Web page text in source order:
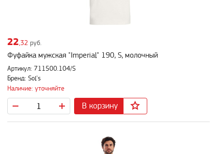
22 ,32 руб.
Фуфайка мужская "Imperial" 190, S, молочный
Артикул: 711500.104/S
Бренд: Sol's
Наличие: уточняйте
В корзину